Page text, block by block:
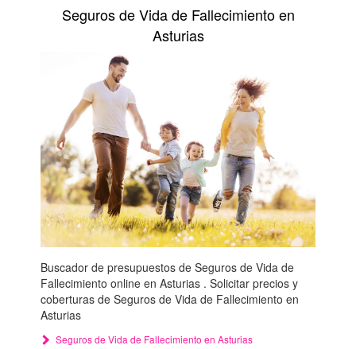
Seguros de Vida de Fallecimiento en
Asturias
Buscador de presupuestos de Seguros de Vida de
Fallecimiento online en Asturias . Solicitar precios y
coberturas de Seguros de Vida de Fallecimiento en
Asturias
Seguros de Vida de Fallecimiento en Asturias